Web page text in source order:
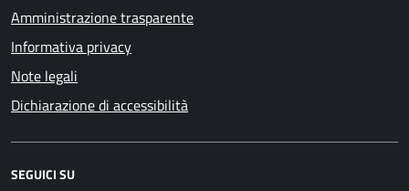
Amministrazione trasparente
Informativa privacy
Note legali
Dichiarazione di accessibilità
SEGUICI SU